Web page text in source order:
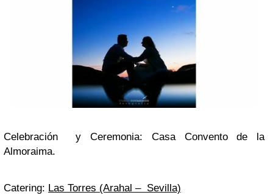
Celebración y Ceremonia: Casa Convento de la
Almoraima.
Catering: Las Torres (Arahal – Sevilla)